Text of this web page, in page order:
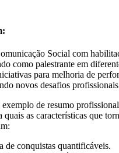
Social com
como palestrante em
para melhoria de
novos desafios
de resumo
quais as características que
de conquistas quantificáveis.